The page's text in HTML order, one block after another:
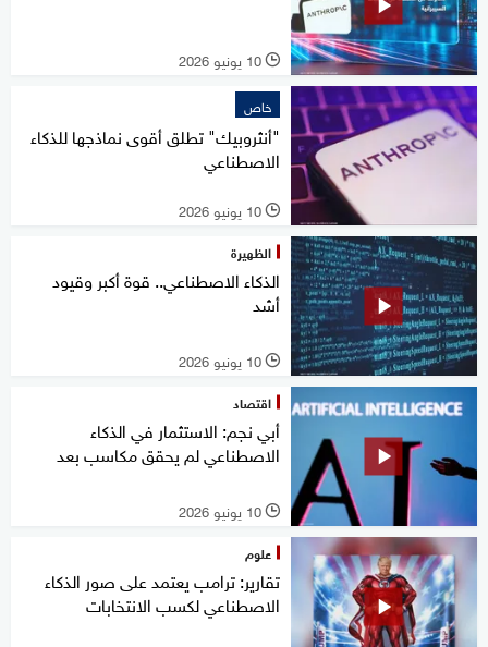
l 10 يونيو 2026
خاص
"أنثروبيك" تطلق أقوى نماذجها للذكاء
الاصطناعي
l 10 يونيو 2026
الظهيرة
الذكاء الاصطناعي.. قوة أكبر وقيود
أشد
l 10 يونيو 2026
اقتصاد
أبي نجم: الاستثمار في الذكاء
الاصطناعي لم يحقق مكاسب بعد
l 10 يونيو 2026
علوم
تقارير: ترامب يعتمد على صور الذكاء
الاصطناعي لكسب الانتخابات